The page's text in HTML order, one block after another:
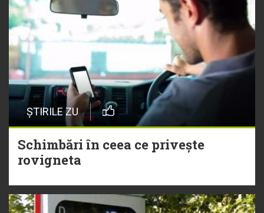
ȘTIRILE ZU
Schimbări în ceea ce privește
rovigneta